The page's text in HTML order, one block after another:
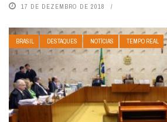
17 DE DEZEMBRO DE 2018
BRASIL DESTAQUES NOTÍCIAS TEMPO REAL